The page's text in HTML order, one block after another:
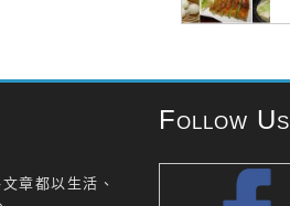
章都以生活、
Follow Us